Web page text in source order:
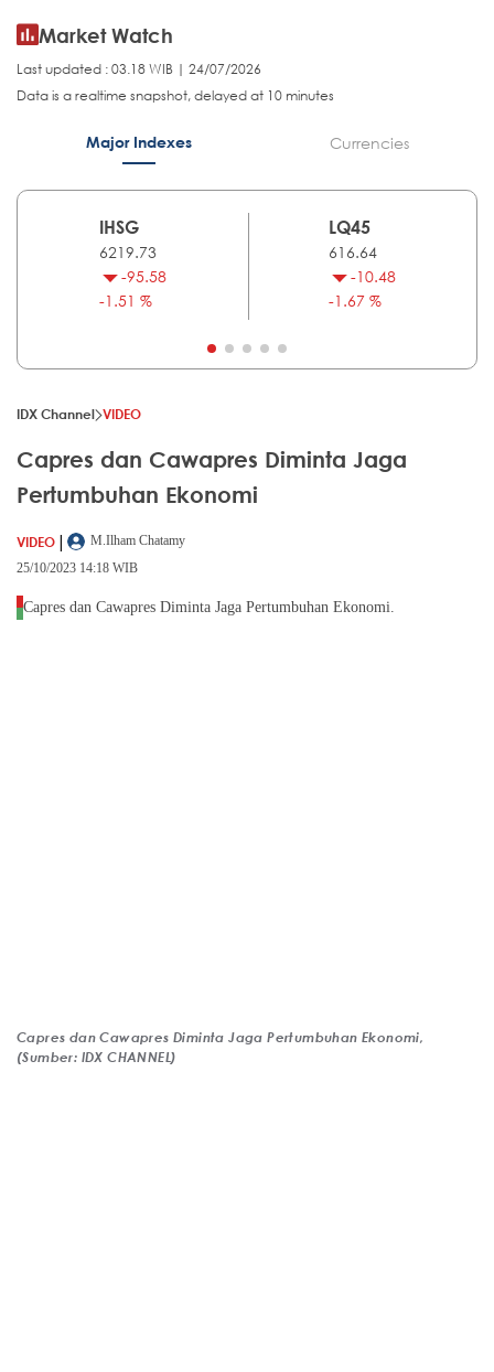
Market Watch
Last updated : 03.18 WIB | 24/07/2026
Data is a realtime snapshot, delayed at 10 minutes
Major Indexes Currencies
IHSG
6219.73
-95.58
-1.51 %
LQ45
616.64
-10.48
-1.67 %
IDX Channel VIDEO
Capres dan Cawapres Diminta Jaga
Pertumbuhan Ekonomi
VIDEO |
M.Ilham Chatamy
25/10/2023 14:18 WIB
Capres dan Cawapres Diminta Jaga Pertumbuhan Ekonomi.
Capres dan Cawapres Diminta Jaga Pertumbuhan Ekonomi,
(Sumber: IDX CHANNEL)